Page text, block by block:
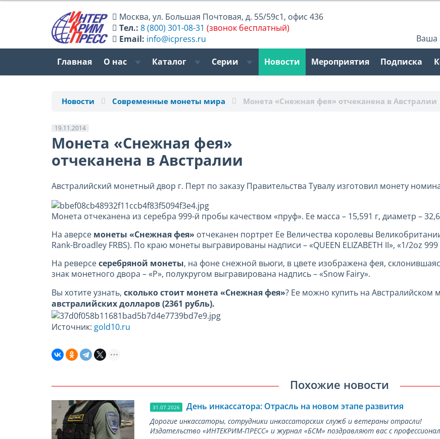
Москва,ул. Большая Почтовая, д. 55/59с1, офис 436
Тел.: 8 (800) 301-08-31 (звонок бесплатный)
Email: info@icpress.ru Ваша
Главная О нас Каталог Серии Новости Мероприятия Подписка
Новости Современные монеты мира Монета «Снежная фея» отчеканена в Австралии
19.11.2014
Монета «Снежная фея»
отчеканена в Австралии
Австралийский монетный двор г. Перт по заказу Правительства Тувалу изготовил монету
Монета отчеканена из серебра 999-й пробы качеством «пруф». Ее масса – 15,591 г, диаметр –
На аверсе монеты «Снежная фея» отчеканен портрет Ее Величества королевы
Rank-Broadley FRBS). По краю монеты выгравированы надписи – «QUEEN ELIZABETH II», «1/2oz 999
На реверсесеребряной монеты, на фоне снежной вьюги, в цвете изображена фея,
знак монетного двора – «Р», полукругом выгравирована надпись – «Snow Fairy».
Вы хотите узнать, сколько стоит монета «Снежная фея»? Ее можно купить на Австралийском
австралийских долларов (2361 рубль).
Источник: gold10.ru
Похожие новости
31.07.2026 День инкассатора: Отрасль на новом этапе развития
Дорогие инкассаторы, сотрудники инкассаторских служб и ветераны отрасли!
Издательство «ИНТЕКРИМ-ПРЕСС» и журнал «БСМ» поздравляют вас с